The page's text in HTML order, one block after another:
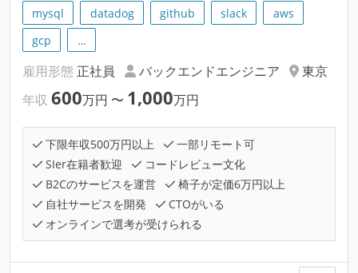
mysql datadog github slack
aws
gcp
…
雇用形態 正社員 バックエンドエンジニア
東京
年収 600万円 〜 1,000万円
下限年収500万円以上
一部リモート可
SIer在籍者歓迎
コードレビュー文化
B2Cのサービスを運営
椅子が定価6万円以上
自社サービスを開発
CTOがいる
オンラインで選考が受けられる